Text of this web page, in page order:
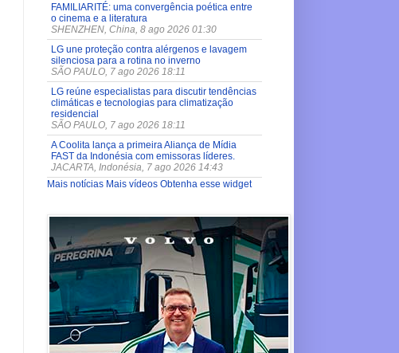
FAMILIARITÉ: uma convergência poética entre
o cinema e a literatura
SHENZHEN, China, 8 ago 2026 01:30
LG une proteção contra alérgenos e lavagem
silenciosa para a rotina no inverno
SÃO PAULO, 7 ago 2026 18:11
LG reúne especialistas para discutir tendências
climáticas e tecnologias para climatização
residencial
SÃO PAULO, 7 ago 2026 18:11
A Coolita lança a primeira Aliança de Mídia
FAST da Indonésia com emissoras líderes.
JACARTA, Indonésia, 7 ago 2026 14:43
Mais notícias Mais vídeos Obtenha esse widget